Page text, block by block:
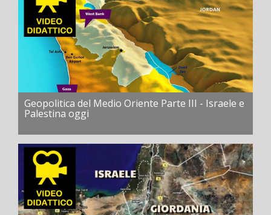
Geopolitica del Medio Oriente Parte III - Israele e
Palestina oggi